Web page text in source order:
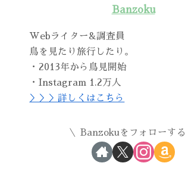
Banzoku
Webライター&調査員
鳥を見たり旅行したり。
・2013年から鳥見開始
・Instagram 1.2万人
＞＞＞詳しくはこちら
Banzokuをフォローする